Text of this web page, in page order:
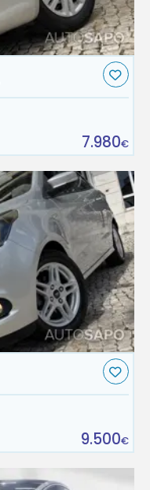
7.980€
9.500€